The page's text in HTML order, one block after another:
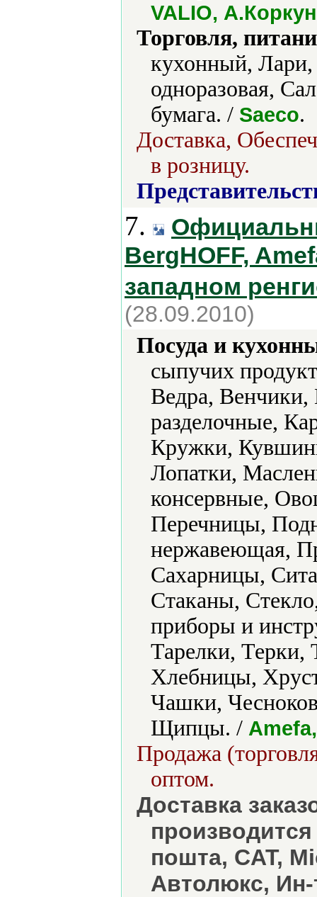
VALIO,
Торговля,
кухонный,
одноразовая,
бумага. / Saeco.
Доставка,
в розницу.
7.
BergHOFF,
западном
(28.09.2010)
Посуда и
сыпучих
Ведра,
разделочные,
Кружки,
Лопатки,
консервные,
Перечницы,
нержавеющая,
Сахарницы,
Стаканы,
приборы и
Тарелки,
Хлебницы,
Чашки,
Щипцы. /
Продажа
оптом.
Доставка
пошта, CAT,
Автолюкс,